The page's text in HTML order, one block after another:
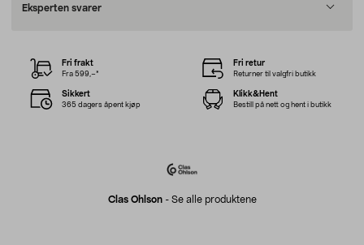
Eksperten svarer
Clas Ohlson- Se alle produktene
Fri frakt
Fra 599,–*
Fri retur
Returner til valgfri butikk
Sikkert
365 dagers åpent kjøp
Klikk&Hent
Bestill på nett og hent i butikk